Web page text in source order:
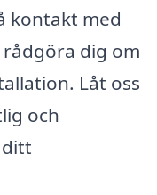
kontakt med
dig om
Låt oss
och